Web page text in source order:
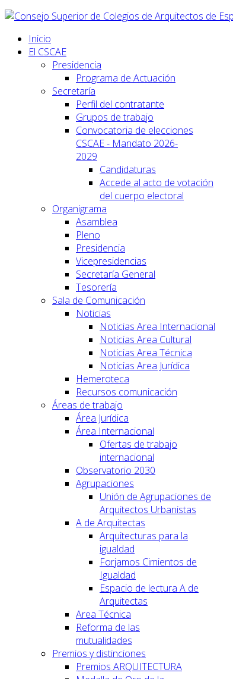
Inicio
El CSCAE
Presidencia
Programa de Actuación
Secretaría
Perfil del contratante
Grupos de trabajo
Convocatoria de elecciones
CSCAE - Mandato 2026-
2029
Candidaturas
Accede al acto de votación
del cuerpo electoral
Organigrama
Asamblea
Pleno
Presidencia
Vicepresidencias
Secretaría General
Tesorería
Sala de Comunicación
Noticias
Noticias Area Internacional
Noticias Area Cultural
Noticias Area Técnica
Noticias Area Jurídica
Hemeroteca
Recursos comunicación
Áreas de trabajo
Área Jurídica
Área Internacional
Ofertas de trabajo
internacional
Observatorio 2030
Agrupaciones
Unión de Agrupaciones de
Arquitectos Urbanistas
A de Arquitectas
Arquitecturas para la
igualdad
Forjamos Cimientos de
Igualdad
Espacio de lectura A de
Arquitectas
Area Técnica
Reforma de las
mutualidades
Premios y distinciones
Premios ARQUITECTURA